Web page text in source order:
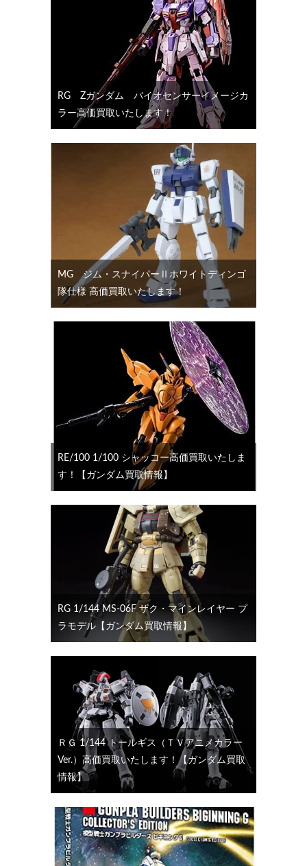
RG Ζガンダム バイオセンサーイメージカ
ラー高価買取いたします！
MG ジム・スナイパーⅡホワイトディンゴ
隊仕様 高価買取いたします！
RE/100 1/100 シャッコー高価買取いたしま
す！【ガンダム買取情報】
RG 1/144 MS-06F ザク・マインレイヤー プ
ラモデル【ガンダム買取情報】
ＲＧ 1/144 トールギス（ＴＶアニメカラー
Ver.）高価買取いたします！【ガンダム買取
情報】